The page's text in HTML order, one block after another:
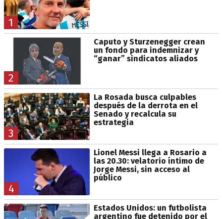
1
2
Caputo y Sturzenegger crean
un fondo para indemnizar y
“ganar” sindicatos aliados
3
La Rosada busca culpables
después de la derrota en el
Senado y recalcula su
estrategia
4
Lionel Messi llega a Rosario a
las 20.30: velatorio íntimo de
Jorge Messi, sin acceso al
público
Estados Unidos: un futbolista
argentino fue detenido por el